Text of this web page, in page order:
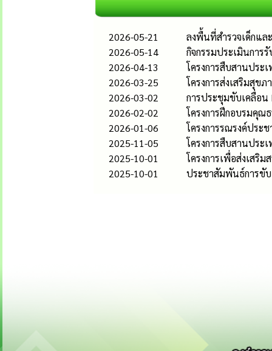
2026-05-21
ลงพื้นที่สำรวจเด็กแล
2026-05-14
กิจกรรมประเมินการ
2026-04-13
โครงการสืบสานประ
2026-03-25
โครงการส่งเสริมสุข
2026-03-02
การประชุมขับเคลื่อน
2026-02-02
โครงการฝึกอบรมคุณ
2026-01-06
โครงการรณรงค์ปร
2025-11-05
โครงการสืบสานประ
2025-10-01
โครงการเพื่อส่งเสริ
2025-10-01
ประชาสัมพันธ์การขั